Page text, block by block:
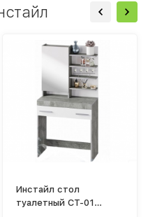
Инстайл стол
туалетный СТ-01